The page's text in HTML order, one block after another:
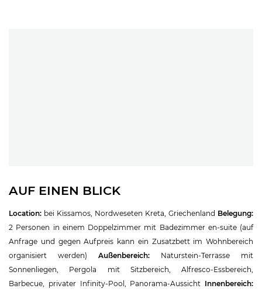
AUF EINEN BLICK
Location: bei Kissamos, Nordweseten Kreta, Griechenland Belegung:
2 Personen in einem Doppelzimmer mit Badezimmer en-suite (auf
Anfrage und gegen Aufpreis kann ein Zusatzbett im Wohnbereich
organisiert werden) Außenbereich: Naturstein-Terrasse mit
Sonnenliegen, Pergola mit Sitzbereich, Alfresco-Essbereich,
Barbecue, privater Infinity-Pool, Panorama-Aussicht Innenbereich: